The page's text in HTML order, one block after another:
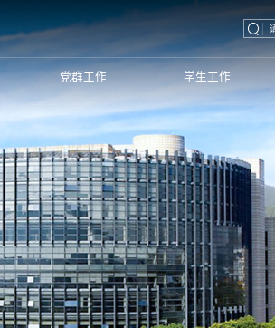
党群工作 学生工作